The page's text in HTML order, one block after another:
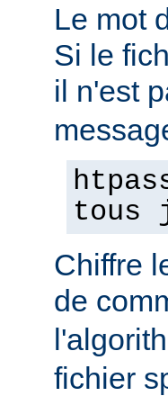
Le mot
Si le
il n'est
tous
Chiffre
de
fichier